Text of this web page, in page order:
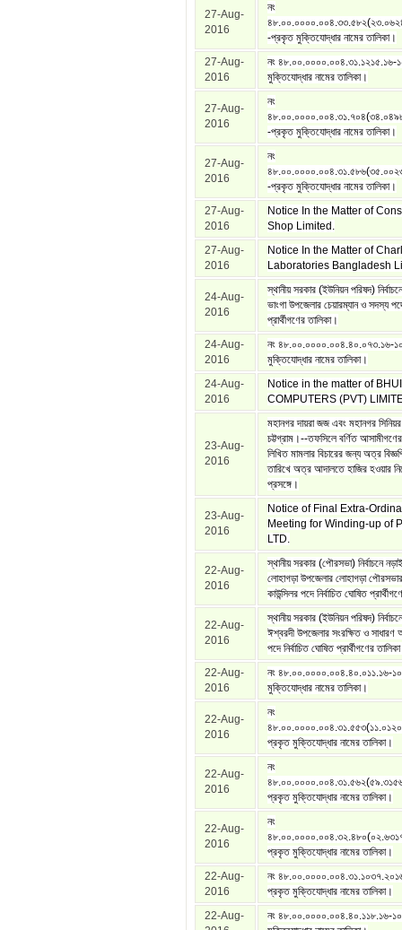
27-Aug-
2016
নং
-প্রকৃত মুক্তিযোদ্ধার নামের তালিকা।
27-Aug-
2016
নং
মুক্তিযোদ্ধার নামের তালিকা।
27-Aug-
2016
নং
-প্রকৃত মুক্তিযোদ্ধার নামের তালিকা।
27-Aug-
2016
নং
-প্রকৃত মুক্তিযোদ্ধার নামের তালিকা।
27-Aug-
2016
Notice In the Matter of
Shop Limited.
27-Aug-
2016
Notice In the Matter of
Laboratories Bangladesh
24-Aug-
2016
স্থানীয় সরকার (ইউনিয়ন পরিষদ)
ভাংগা উপজেলার চেয়ারম্যান ও সদস্য
প্রার্থীগণের তালিকা।
24-Aug-
2016
নং ৪৮.০০.০০০০.০০৪.৪০.০৭৩.১৬-
মুক্তিযোদ্ধার নামের তালিকা।
24-Aug-
2016
Notice in the matter of
COMPUTERS (PVT)
23-Aug-
2016
মহানগর দায়রা জজ এবং মহানগর
চট্টগ্রাম।--তফসিলে বর্ণিত আসামীগণের
লিখিত মামলার বিচারের জন্য অত্র
তারিখে অত্র আদালতে হাজির হওয়ার
প্রসঙ্গে।
23-Aug-
2016
Notice of Final Extra-
Meeting for Winding-up of
LTD.
22-Aug-
2016
স্থানীয় সরকার (পৌরসভা) নির্বাচনে
লোহাগড়া উপজেলার লোহাগড়া
কাউন্সিলর পদে নির্বাচিত ঘোষিত
22-Aug-
2016
স্থানীয় সরকার (ইউনিয়ন পরিষদ)
ঈশ্বরদী উপজেলার সংরক্ষিত ও
পদে নির্বাচিত ঘোষিত প্রার্থীগণের
22-Aug-
2016
নং ৪৮.০০.০০০০.০০৪.৪০.০১১.১৬-
মুক্তিযোদ্ধার নামের তালিকা।
22-Aug-
2016
নং
প্রকৃত মুক্তিযোদ্ধার নামের তালিকা।
22-Aug-
2016
নং
প্রকৃত মুক্তিযোদ্ধার নামের তালিকা।
22-Aug-
2016
নং
প্রকৃত মুক্তিযোদ্ধার নামের তালিকা।
22-Aug-
2016
নং
প্রকৃত মুক্তিযোদ্ধার নামের তালিকা।
22-Aug-
নং ৪৮.০০.০০০০.০০৪.৪০.১১৮.১৬-